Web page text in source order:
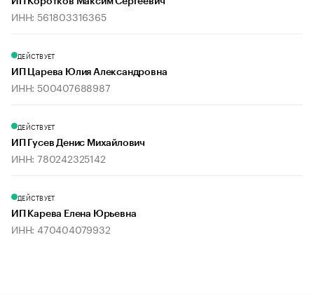
ИНН: 561803316365
ДЕЙСТВУЕТ
ИП Царева Юлия Александровна
ИНН: 500407688987
ДЕЙСТВУЕТ
ИП Гусев Денис Михайлович
ИНН: 780242325142
ДЕЙСТВУЕТ
ИП Карева Елена Юрьевна
ИНН: 470404079932